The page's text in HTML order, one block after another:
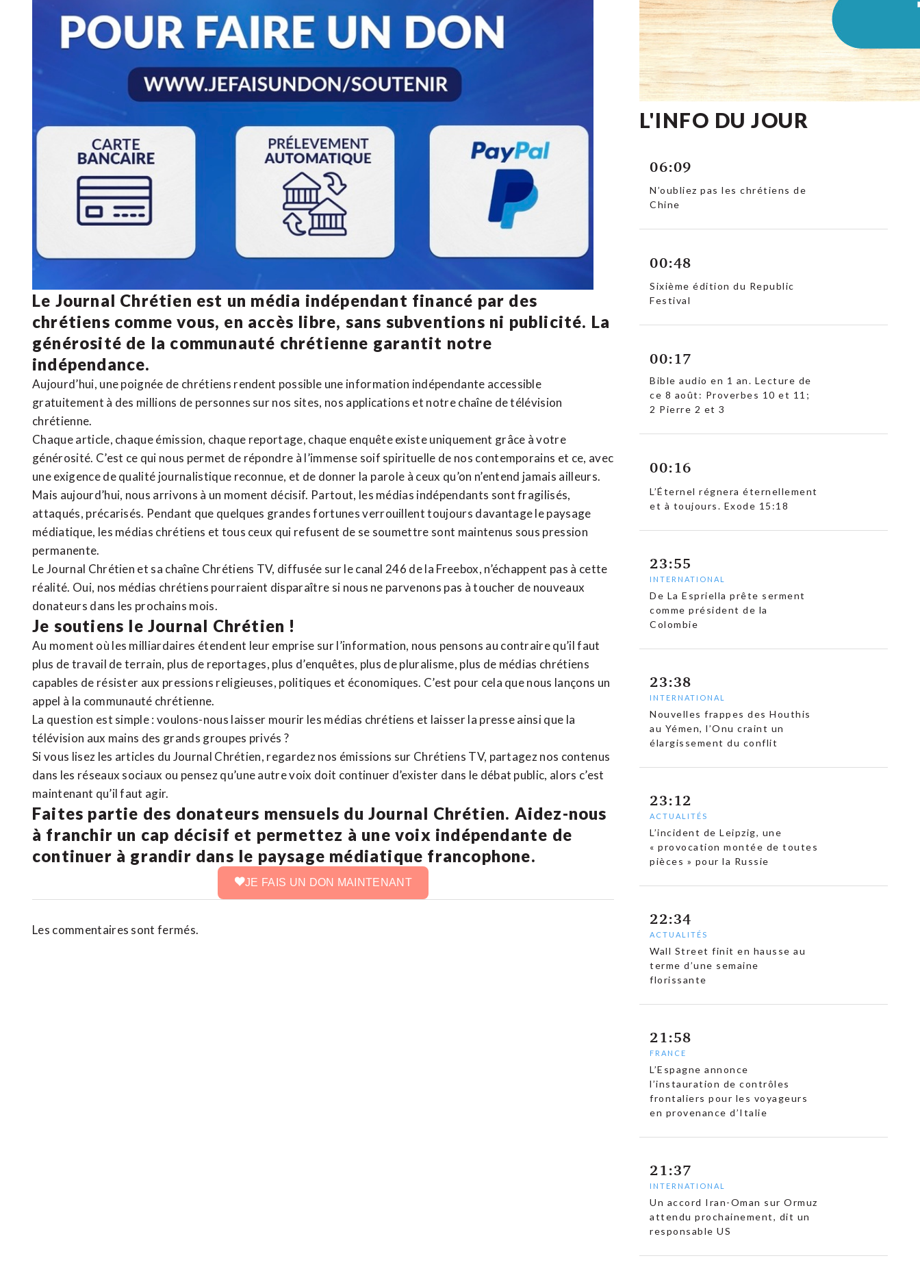
Le Journal Chrétien est un média indépendant financé par des
chrétiens comme vous, en accès libre, sans subventions ni publicité. La
générosité de la communauté chrétienne garantit notre
indépendance.
Aujourd’hui, une poignée de chrétiens rendent possible une information indépendante accessible
gratuitement à des millions de personnes sur nos sites, nos applications et notrechaîne de télévision
chrétienne.
Chaque article, chaque émission, chaque reportage, chaque enquête existe uniquement grâce à votre
générosité. C’est ce qui nous permet de répondre à l’immense soif spirituelle de nos contemporains et ce, avec
une exigence de qualité journalistique reconnue, et de donner la parole à ceux qu’on n’entend jamais ailleurs.
Mais aujourd’hui, nous arrivons à un moment décisif. Partout, les médias indépendants sont fragilisés,
attaqués, précarisés. Pendant que quelques grandes fortunes verrouillent toujours davantage le paysage
médiatique, les médias chrétiens et tous ceux qui refusent de se soumettre sont maintenus sous pression
permanente.
Le Journal Chrétien et sa chaîne Chrétiens TV, diffusée sur le canal 246 de la Freebox, n’échappent pas à cette
réalité. Oui, nos médias chrétiens pourraient disparaître si nous ne parvenons pas à toucher de nouveaux
donateurs dans les prochains mois.
Je soutiens le Journal Chrétien !
Au moment où les milliardaires étendent leur emprise sur l’information, nous pensons au contraire qu’il faut
plus de travail de terrain, plus de reportages, plus d’enquêtes, plus de pluralisme, plus de médias chrétiens
capables de résister aux pressions religieuses, politiques et économiques. C’est pour cela que nous lançons un
appel à la communauté chrétienne.
La question est simple : voulons-nous laisser mourir les médias chrétiens et laisser la presse ainsi que la
télévision aux mains des grands groupes privés ?
Si vous lisez les articles du Journal Chrétien, regardez nos émissions sur Chrétiens TV, partagez nos contenus
dans les réseaux sociaux ou pensez qu’une autre voix doit continuer d’exister dans le débat public, alors c’est
maintenant qu’il faut agir.
Faites partie des donateurs mensuels du Journal Chrétien. Aidez-nous
à franchir un cap décisif et permettez à une voix indépendante de
continuer à grandir dans le paysage médiatique francophone.
JE FAIS UN DON MAINTENANT
Les commentaires sont fermés.
L'INFO DU JOUR
06:09
N’oubliez pas les chrétiens de
Chine
00:48
Sixième édition du Republic
Festival
00:17
Bible audio en 1 an. Lecture de
ce 8 août: Proverbes 10 et 11;
2 Pierre 2 et 3
00:16
L’Éternel régnera éternellement
et à toujours. Exode 15:18
23:55
INTERNATIONAL
De La Espriella prête serment
comme président de la
Colombie
23:38
INTERNATIONAL
Nouvelles frappes des Houthis
au Yémen, l’Onu craint un
élargissement du conflit
23:12
ACTUALITÉS
L’incident de Leipzig, une
« provocation montée de toutes
pièces » pour la Russie
22:34
ACTUALITÉS
Wall Street finit en hausse au
terme d’une semaine
florissante
21:58
FRANCE
L’Espagne annonce
l’instauration de contrôles
frontaliers pour les voyageurs
en provenance d’Italie
21:37
INTERNATIONAL
Un accord Iran-Oman sur Ormuz
attendu prochainement, dit un
responsable US